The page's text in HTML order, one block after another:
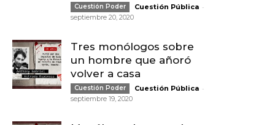
Cuestión Poder Cuestión Pública -
septiembre 20, 2020
Tres monólogos sobre
un hombre que añoró
volver a casa
Cuestión Poder Cuestión Pública -
septiembre 19, 2020